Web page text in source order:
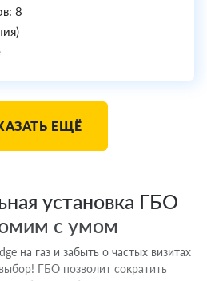
8
ЕЩЁ
установка ГБО
с умом
на газ и забыть о частых визитах
ГБО позволит сократить